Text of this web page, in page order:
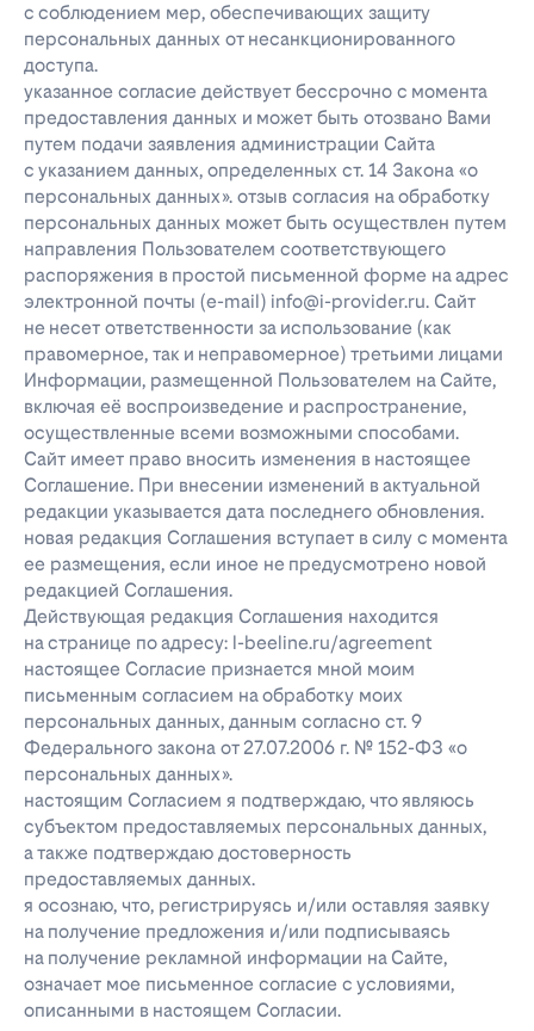
с соблюдением мер, обеспечивающих защиту
персональных данных от несанкционированного
доступа.
указанное согласие действует бессрочно с момента
предоставления данных и может быть отозвано Вами
путем подачи заявления администрации Сайта
с указанием данных, определенных ст. 14 Закона «о
персональных данных». отзыв согласия на обработку
персональных данных может быть осуществлен путем
направления Пользователем соответствующего
распоряжения в простой письменной форме на адрес
электронной почты (e-mail) info@i-provider.ru. Сайт
не несет ответственности за использование (как
правомерное, так и неправомерное) третьими лицами
Информации, размещенной Пользователем на Сайте,
включая её воспроизведение и распространение,
осуществленные всеми возможными способами.
Сайт имеет право вносить изменения в настоящее
Соглашение. При внесении изменений в актуальной
редакции указывается дата последнего обновления.
новая редакция Соглашения вступает в силу с момента
ее размещения, если иное не предусмотрено новой
редакцией Соглашения.
Действующая редакция Соглашения находится
на странице по адресу: l-beeline.ru/agreement
настоящее Согласие признается мной моим
письменным согласием на обработку моих
персональных данных, данным согласно ст. 9
Федерального закона от 27.07.2006 г. № 152-ФЗ «о
персональных данных».
настоящим Согласием я подтверждаю, что являюсь
субъектом предоставляемых персональных данных,
а также подтверждаю достоверность
предоставляемых данных.
я осознаю, что, регистрируясь и/или оставляя заявку
на получение предложения и/или подписываясь
на получение рекламной информации на Сайте,
означает мое письменное согласие с условиями,
описанными в настоящем Согласии.